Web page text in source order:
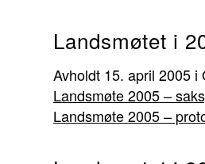
Landsmøtet i
Avholdt 15. april 2005
Landsmøte 2005 –
Landsmøte 2005 –